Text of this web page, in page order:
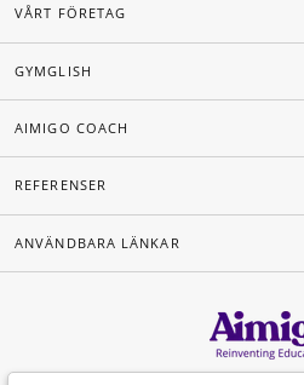
VÅRT FÖRETAG
GYMGLISH
AIMIGO COACH
REFERENSER
ANVÄNDBARA LÄNKAR